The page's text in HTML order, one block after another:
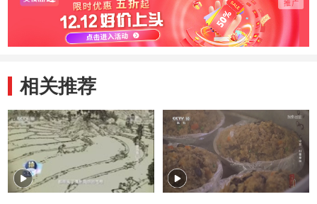
相关推荐